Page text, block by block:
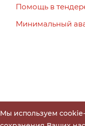
Помощь в
Минимальный
Мы используем